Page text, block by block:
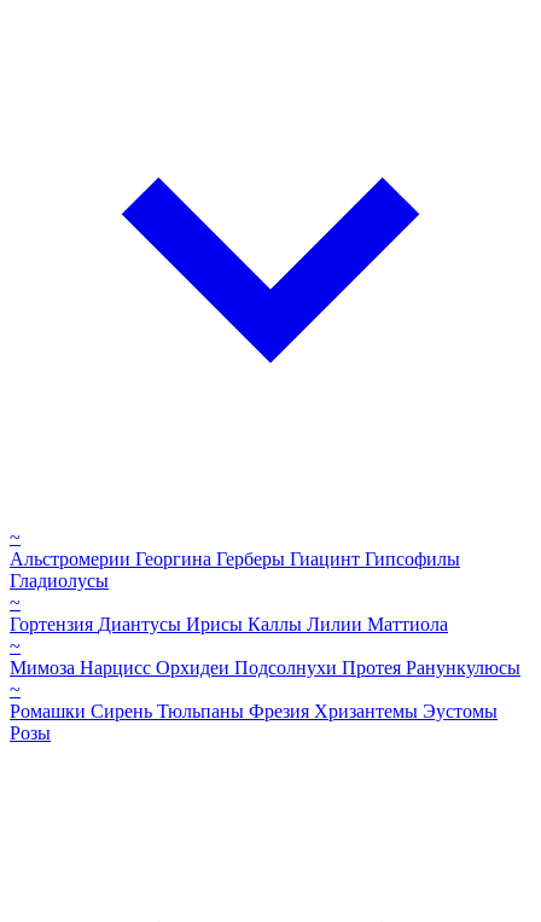
~
Альстромерии Георгина Герберы Гиацинт Гипсофилы
Гладиолусы
~
Гортензия Диантусы Ирисы Каллы Лилии Маттиола
~
Мимоза Нарцисс Орхидеи Подсолнухи Протея Ранункулюсы
~
Ромашки Сирень Тюльпаны Фрезия Хризантемы Эустомы
Розы